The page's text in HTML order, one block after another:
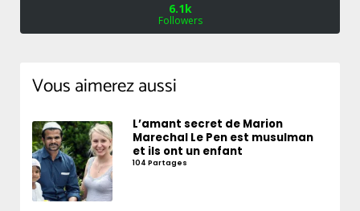
6.1k
Followers
Vous aimerez aussi
L’amant secret de Marion
Marechal Le Pen est musulman
et ils ont un enfant
104 Partages